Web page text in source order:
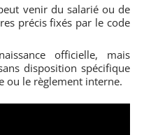
venir du salarié ou de
précis fixés par le code
officielle, mais
disposition spécifique
ou le règlement interne.